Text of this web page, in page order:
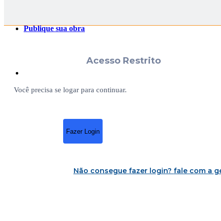
Publique sua obra
Acesso Restrito
Você precisa se logar para continuar.
Fazer Login
Não consegue fazer login? fale com a